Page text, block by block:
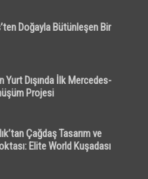
Doğayla Bütünleşen Bir
Yurt Dışında İlk Mercedes-
Projesi
Çağdaş Tasarım ve
Elite World Kuşadası